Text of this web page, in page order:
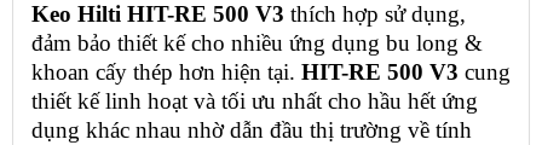
Keo Hilti HIT-RE 500 V3 thích hợp sử dụng,
đảm bảo thiết kế cho nhiều ứng dụng bu long &
khoan cấy thép hơn hiện tại. HIT-RE 500 V3 cung
thiết kế linh hoạt và tối ưu nhất cho hầu hết ứng
dụng khác nhau nhờ dẫn đầu thị trường về tính